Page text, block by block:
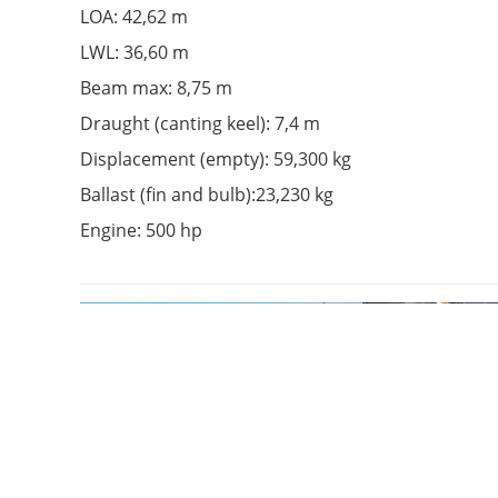
LOA: 42,62 m
LWL: 36,60 m
Beam max: 8,75 m
Draught (canting keel): 7,4 m
Displacement (empty): 59,300 kg
Ballast (fin and bulb):23,230 kg
Engine: 500 hp